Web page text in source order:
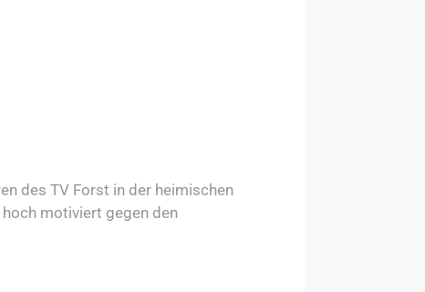
des TV Forst in der heimischen
motiviert gegen den